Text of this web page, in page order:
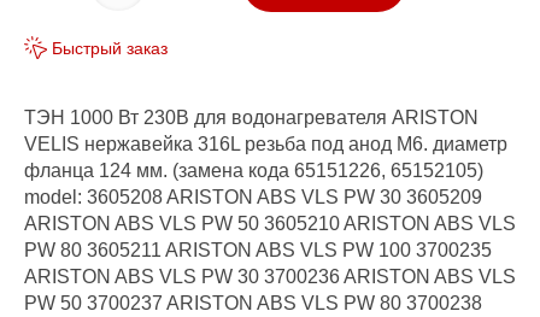
Быстрый заказ
ТЭН 1000 Вт 230В для водонагревателя ARISTON
VELIS нержавейка 316L резьба под анод М6. диаметр
фланца 124 мм. (замена кода 65151226, 65152105)
model: 3605208 ARISTON ABS VLS PW 30 3605209
ARISTON ABS VLS PW 50 3605210 ARISTON ABS VLS
PW 80 3605211 ARISTON ABS VLS PW 100 3700235
ARISTON ABS VLS PW 30 3700236 ARISTON ABS VLS
PW 50 3700237 ARISTON ABS VLS PW 80 3700238